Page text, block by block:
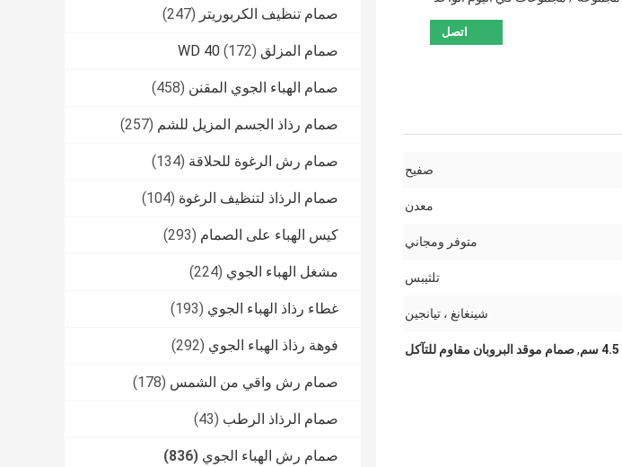
صمام تنظيف الكربوريتر (247)
صمام المزلق WD 40 (172)
صمام الهباء الجوي المقنن (458)
صمام رذاذ الجسم المزيل للشم (257)
صمام رش الرغوة للحلاقة (134)
صمام الرذاذ لتنظيف الرغوة (104)
كيس الهباء على الصمام (293)
مشغل الهباء الجوي (224)
غطاء رذاذ الهباء الجوي (193)
فوهة رذاذ الهباء الجوي (292)
صمام رش واقي من الشمس (178)
صمام الرذاذ الرطب (43)
صمام رش الهباء الجوي (836)
اتصل
صفيح
معدن
متوفر ومجاني
تلثيبس
شينغانغ ، تيانجين
,صمام موقد البروبان مقاوم للتآكل